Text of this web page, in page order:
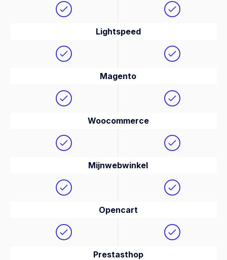
Lightspeed
Magento
Woocommerce
Mijnwebwinkel
Opencart
Prestasthop